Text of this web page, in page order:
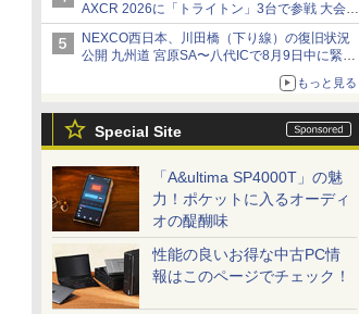
AXCR 2026に「トライトン」3台で参戦 大会連
覇を目指す
NEXCO西日本、川田橋（下り線）の復旧状況
公開 九州道 宮原SA〜八代ICで8月9日中に緊急
もっと見る
Special Site
「A&ultima SP4000T」の魅
力！ポケットに入るオーディ
オの醍醐味
性能の良いお得な中古PC情
報はこのページでチェック！